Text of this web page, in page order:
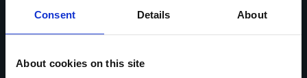
Consent Details About
About cookies on this site
Übersetzt mit www.DeepL.com/Translator
(SIOC) oder Prep-Free Packaging (PFP) Tests
offizieller Teilnehmer des Amazon Packaging
LAND*